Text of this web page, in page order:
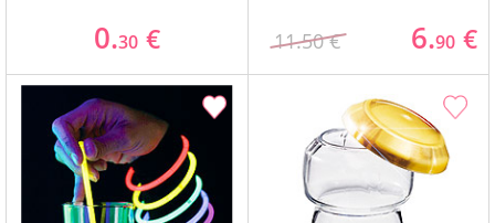
0.30 € 11.50 € 6.90 €